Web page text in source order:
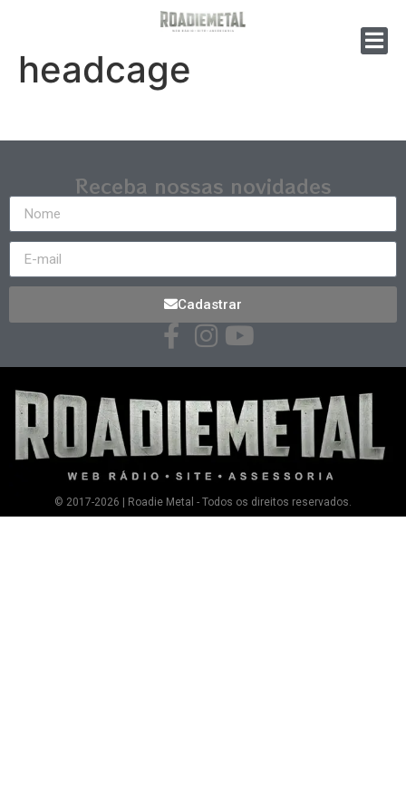
headcage
Receba nossas novidades
Cadastrar
© 2017-2026 | Roadie Metal - Todos os direitos reservados.